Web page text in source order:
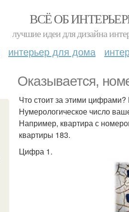
ВСЁ ОБ
лучшие идеи для дизайна
интерьер для дома
Оказывается,
Что стоит за этими цифрами?
Нумерологическое число
Например, квартира с
квартиры 183.
Цифра 1.